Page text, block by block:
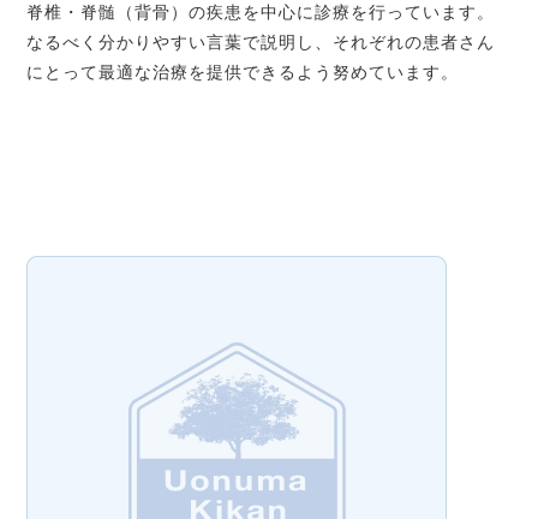
脊椎・脊髄（背骨）の疾患を中心に診療を行っています。
なるべく分かりやすい言葉で説明し、それぞれの患者さん
にとって最適な治療を提供できるよう努めています。